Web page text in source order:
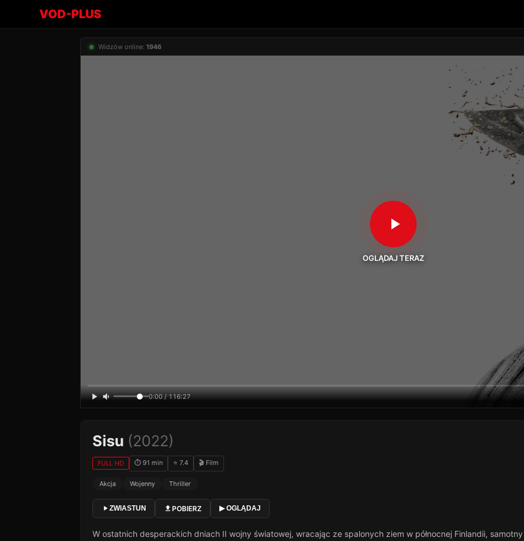
VOD-PLUS
Widzów online: 1946
OGLĄDAJ TERAZ
0:00 / 116:27
Sisu (2022)
FULL HD ⏱ 91 min ⭐ 7.4 🎬 Film
Akcja Wojenny Thriller
ZWIASTUN POBIERZ ▶ OGLĄDAJ
W ostatnich desperackich dniach II wojny światowej, wracając ze spalonych ziem w północnej Finlandii,